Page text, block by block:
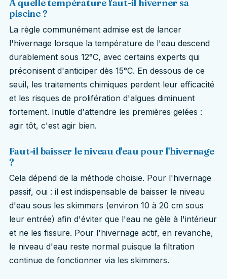
À quelle température faut-il hiverner sa
piscine ?
La règle communément admise est de lancer
l'hivernage lorsque la température de l'eau descend
durablement sous 12°C, avec certains experts qui
préconisent d'anticiper dès 15°C. En dessous de ce
seuil, les traitements chimiques perdent leur efficacité
et les risques de prolifération d'algues diminuent
fortement. Inutile d'attendre les premières gelées :
agir tôt, c'est agir bien.
Faut-il baisser le niveau d'eau pour l'hivernage
?
Cela dépend de la méthode choisie. Pour l'hivernage
passif, oui : il est indispensable de baisser le niveau
d'eau sous les skimmers (environ 10 à 20 cm sous
leur entrée) afin d'éviter que l'eau ne gèle à l'intérieur
et ne les fissure. Pour l'hivernage actif, en revanche,
le niveau d'eau reste normal puisque la filtration
continue de fonctionner via les skimmers.